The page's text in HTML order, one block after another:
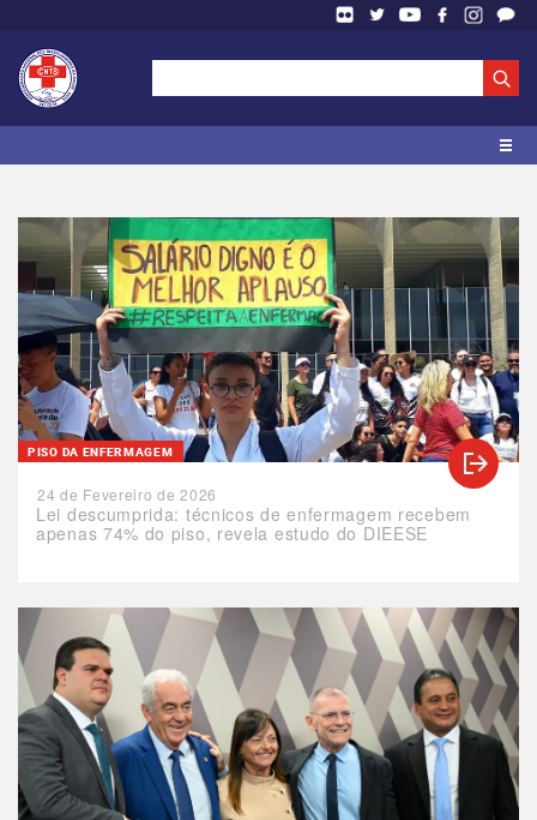
Lei descumprida: técnicos de enfermagem recebem
apenas 74% do piso, revela estudo do DIEESE
PISO DA ENFERMAGEM
24 de Fevereiro de 2026